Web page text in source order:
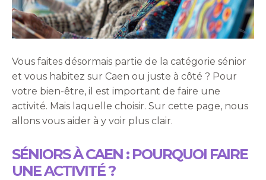
Vous faites désormais partie de la catégorie sénior
et vous habitez sur Caen ou juste à côté ? Pour
votre bien-être, il est important de faire une
activité. Mais laquelle choisir. Sur cette page, nous
allons vous aider à y voir plus clair.
SÉNIORS À CAEN : POURQUOI FAIRE
UNE ACTIVITÉ ?